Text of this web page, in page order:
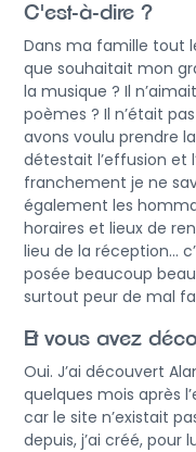
C'est-à-dire ?
Dans ma famille tout
que souhaitait mon
la musique ? Il
poèmes ? Il n’était
avons voulu prendre
détestait l’effusion et
franchement je ne
également les
horaires et lieux de
lieu de la réception…
posée beaucoup
surtout peur de mal
Et vous avez
Oui. J’ai découvert
quelques mois après
car le site n’existait
depuis, j’ai créé, pour